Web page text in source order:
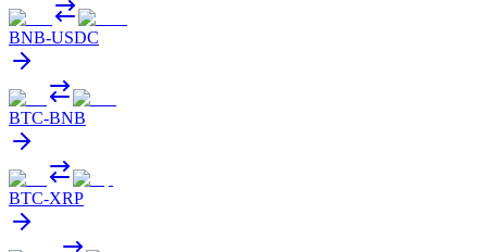
BNB-USDC
BTC-BNB
BTC-XRP